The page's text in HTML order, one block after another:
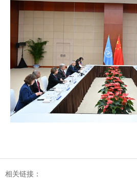
相关链接：